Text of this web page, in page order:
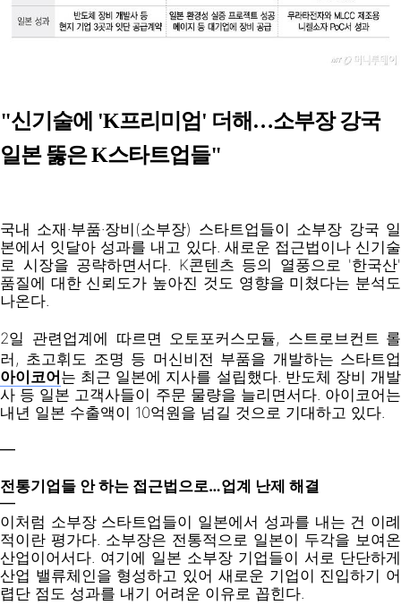
"신기술에 'K프리미엄' 더해…소부장 강국
일본 뚫은 K스타트업들"
국내 소재·부품·장비(소부장) 스타트업들이 소부장 강국 일
본에서 잇달아 성과를 내고 있다. 새로운 접근법이나 신기술
로 시장을 공략하면서다. K콘텐츠 등의 열풍으로 '한국산'
품질에 대한 신뢰도가 높아진 것도 영향을 미쳤다는 분석도
나온다.
2일 관련업계에 따르면 오토포커스모듈, 스트로브컨트 롤
러, 초고휘도 조명 등 머신비전 부품을 개발하는 스타트업
아이코어 는 최근 일본에 지사를 설립했다. 반도체 장비 개발
사 등 일본 고객사들이 주문 물량을 늘리면서다. 아이코어는
내년 일본 수출액이 10억원을 넘길 것으로 기대하고 있다.
━
전통기업들 안 하는 접근법으로…업계 난제 해결
━
이처럼 소부장 스타트업들이 일본에서 성과를 내는 건 이례
적이란 평가다. 소부장은 전통적으로 일본이 두각을 보여온
산업이어서다. 여기에 일본 소부장 기업들이 서로 단단하게
산업 밸류체인을 형성하고 있어 새로운 기업이 진입하기 어
렵단 점도 성과를 내기 어려운 이유로 꼽힌다.